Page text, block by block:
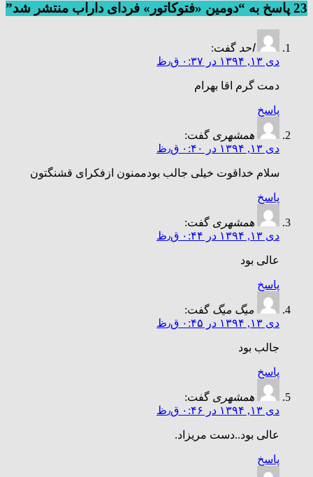
23 پاسخ به “دومین «فتوکاتور» فردای داراب منتشر شد”
احد گفت:
دی ۱۳, ۱۳۹۴ در ۰:۳۷ ق٫ظ
دمت گرم اقا بهرام
پاسخ
همشهری گفت:
دی ۱۳, ۱۳۹۴ در ۰:۴۰ ق٫ظ
سلام خداقوت خیلی جالب بودممنون ازفکرای قشنگتون
پاسخ
همشهری گفت:
دی ۱۳, ۱۳۹۴ در ۰:۴۴ ق٫ظ
عالی بود
پاسخ
میگ میگ گفت:
دی ۱۳, ۱۳۹۴ در ۰:۴۵ ق٫ظ
جالب بود
پاسخ
همشهری گفت:
دی ۱۳, ۱۳۹۴ در ۰:۴۶ ق٫ظ
عالی بود..دست مریزاد.
پاسخ